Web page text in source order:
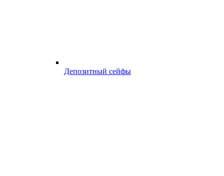
Депозитный сейфы